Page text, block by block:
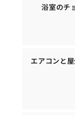
浴室のチ
エアコンと